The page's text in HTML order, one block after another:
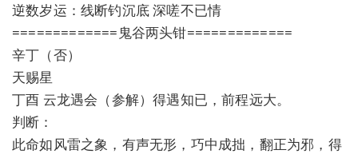
逆数岁运：线断钓沉底 深嗟不已情
=============鬼谷两头钳=============
辛丁（否）
天赐星
丁酉 云龙遇会（参解）得遇知已，前程远大。
判断：
此命如风雷之象，有声无形，巧中成拙，翻正为邪，得